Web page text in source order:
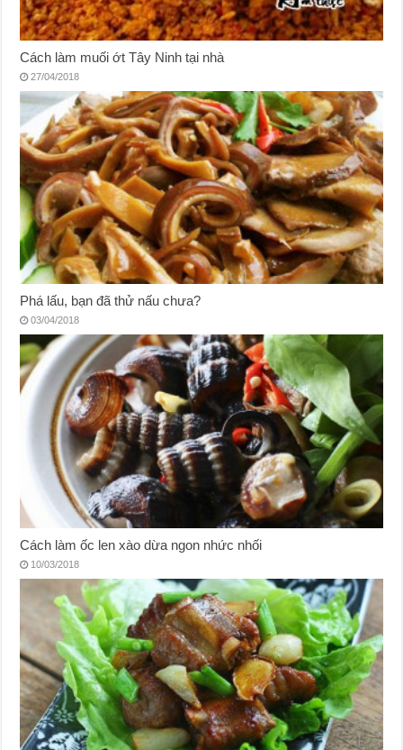
Cách làm muối ớt Tây Ninh tại nhà
27/04/2018
Phá lấu, bạn đã thử nấu chưa?
03/04/2018
Cách làm ốc len xào dừa ngon nhức nhối
10/03/2018